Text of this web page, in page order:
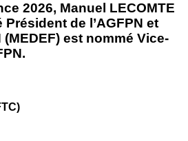
2026, Manuel LECOMTE
Président de l’AGFPN et
(MEDEF) est nommé Vice-